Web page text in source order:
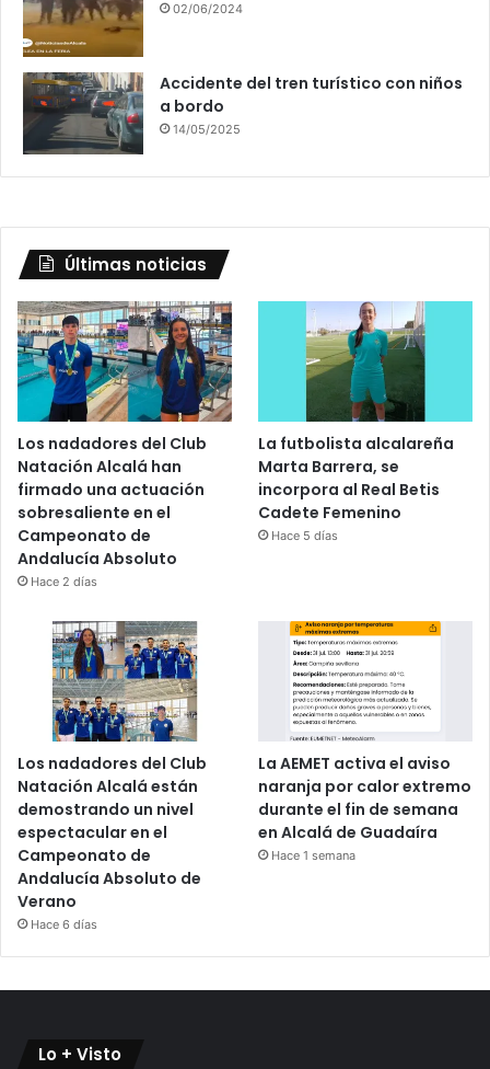
02/06/2024
Accidente del tren turístico con niños
a bordo
14/05/2025
Últimas noticias
Los nadadores del Club
Natación Alcalá han
firmado una actuación
sobresaliente en el
Campeonato de
Andalucía Absoluto
Hace 2 días
La futbolista alcalareña
Marta Barrera, se
incorpora al Real Betis
Cadete Femenino
Hace 5 días
Los nadadores del Club
Natación Alcalá están
demostrando un nivel
espectacular en el
Campeonato de
Andalucía Absoluto de
Verano
Hace 6 días
La AEMET activa el aviso
naranja por calor extremo
durante el fin de semana
en Alcalá de Guadaíra
Hace 1 semana
Lo + Visto